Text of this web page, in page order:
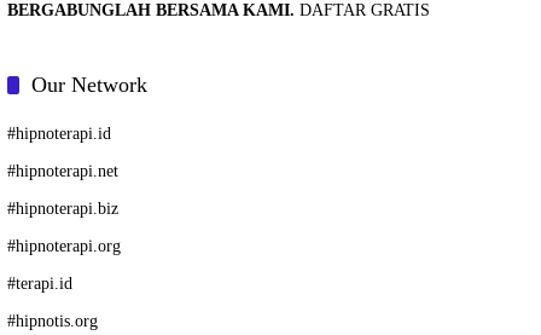
BERGABUNGLAH BERSAMA KAMI. DAFTAR GRATIS
Our Network
#hipnoterapi.id
#hipnoterapi.net
#hipnoterapi.biz
#hipnoterapi.org
#terapi.id
#hipnotis.org